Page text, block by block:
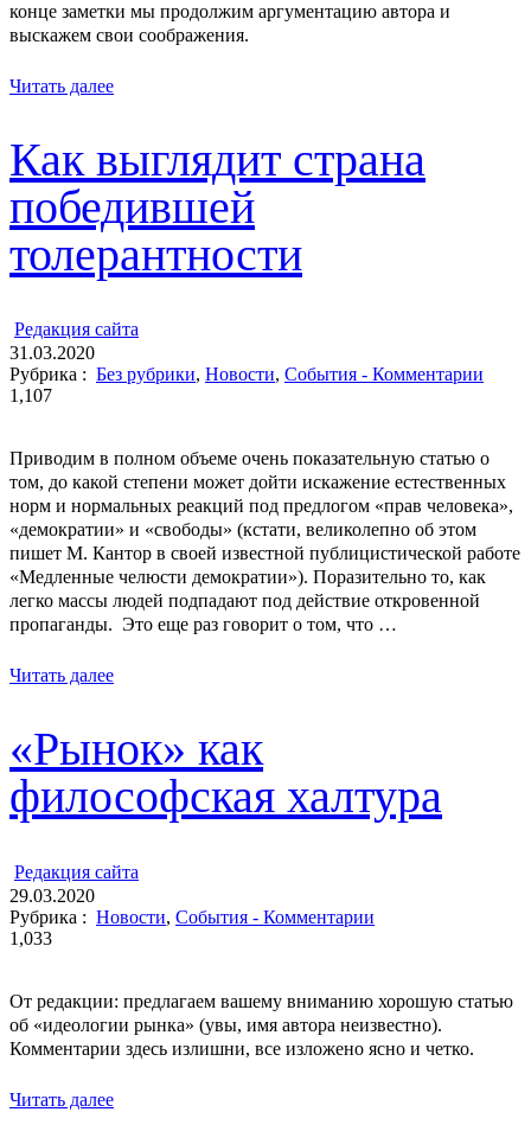
конце заметки мы продолжим аргументацию автора и
выскажем свои соображения.
Читать далее
Как выглядит страна
победившей
толерантности
Редакция cайта
31.03.2020
Рубрика : Без рубрики, Новости, События - Комментарии
1,107
Приводим в полном объеме очень показательную статью о
том, до какой степени может дойти искажение естественных
норм и нормальных реакций под предлогом «прав человека»,
«демократии» и «свободы» (кстати, великолепно об этом
пишет М. Кантор в своей известной публицистической работе
«Медленные челюсти демократии»). Поразительно то, как
легко массы людей подпадают под действие откровенной
пропаганды. Это еще раз говорит о том, что …
Читать далее
«Рынок» как
философская халтура
Редакция cайта
29.03.2020
Рубрика : Новости, События - Комментарии
1,033
От редакции: предлагаем вашему вниманию хорошую статью
об «идеологии рынка» (увы, имя автора неизвестно).
Комментарии здесь излишни, все изложено ясно и четко.
Читать далее